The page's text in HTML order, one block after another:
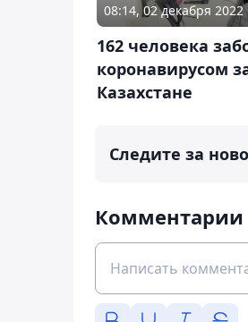
08:14, 02 декабря 2022
162 человека
коронавирусом
Казахстане
Следите за
Комментарии